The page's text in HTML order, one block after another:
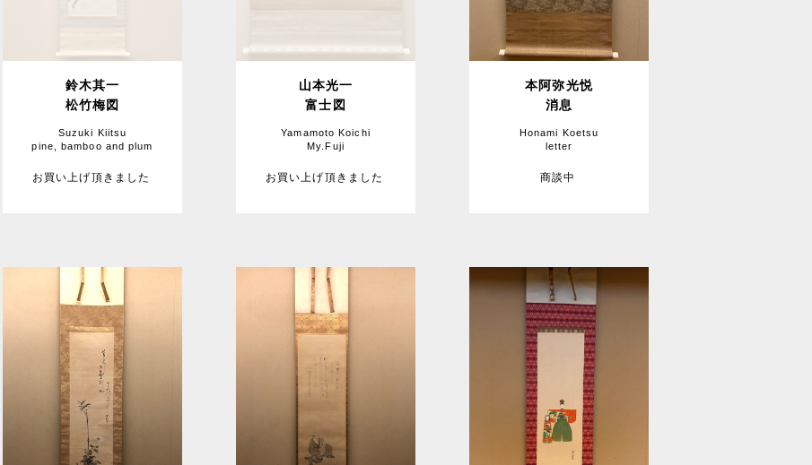
鈴木其一
松竹梅図
Suzuki Kiitsu
pine, bamboo and plum
お買い上げ頂きました
山本光一
富士図
Yamamoto Koichi
My.Fuji
お買い上げ頂きました
本阿弥光悦
消息
Honami Koetsu
letter
商談中